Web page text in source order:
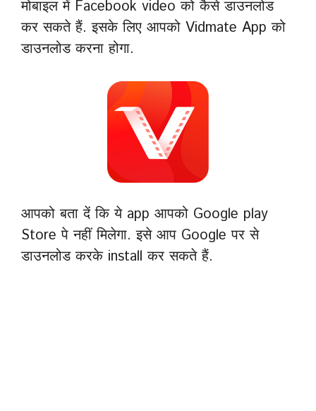
मोबाइल में Facebook video को कैसे डाउनलोड
कर सकते हैं. इसके लिए आपको Vidmate App को
डाउनलोड करना होगा.
आपको बता दें कि ये app आपको Google play
Store पे नहीं मिलेगा. इसे आप Google पर से
डाउनलोड करके install कर सकते हैं.